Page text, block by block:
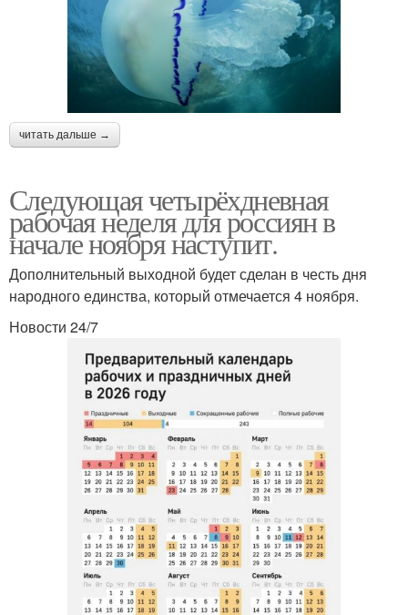
читать дальше →
Следующая четырёхдневная
рабочая неделя для россиян в
начале ноября наступит.
Дополнительный выходной будет сделан в честь дня
народного единства, который отмечается 4 ноября.
Новости 24/7